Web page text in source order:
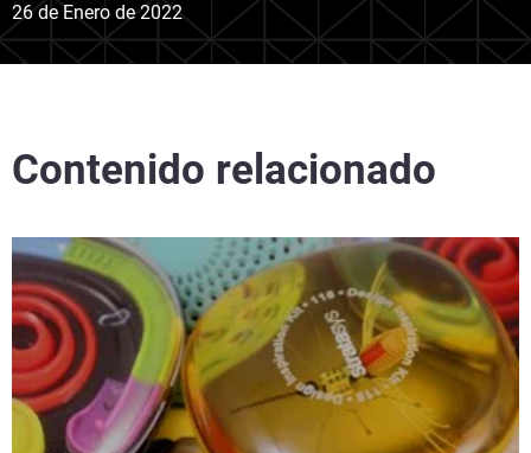
26 de Enero de 2022
Contenido relacionado